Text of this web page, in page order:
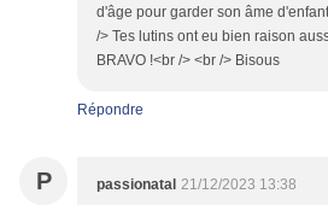
d'âge pour garder son âme
/> Tes lutins ont eu bien raison
BRAVO !<br /> <br /> Bisous
Répondre
P passionatal 21/12/2023 13:38